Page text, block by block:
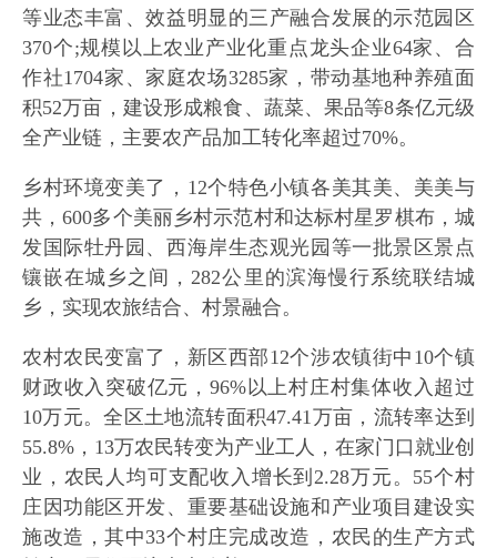
等业态丰富、效益明显的三产融合发展的示范园区
370个;规模以上农业产业化重点龙头企业64家、合
作社1704家、家庭农场3285家，带动基地种养殖面
积52万亩，建设形成粮食、蔬菜、果品等8条亿元级
全产业链，主要农产品加工转化率超过70%。
乡村环境变美了，12个特色小镇各美其美、美美与
共，600多个美丽乡村示范村和达标村星罗棋布，城
发国际牡丹园、西海岸生态观光园等一批景区景点
镶嵌在城乡之间，282公里的滨海慢行系统联结城
乡，实现农旅结合、村景融合。
农村农民变富了，新区西部12个涉农镇街中10个镇
财政收入突破亿元，96%以上村庄村集体收入超过
10万元。全区土地流转面积47.41万亩，流转率达到
55.8%，13万农民转变为产业工人，在家门口就业创
业，农民人均可支配收入增长到2.28万元。55个村
庄因功能区开发、重要基础设施和产业项目建设实
施改造，其中33个村庄完成改造，农民的生产方式